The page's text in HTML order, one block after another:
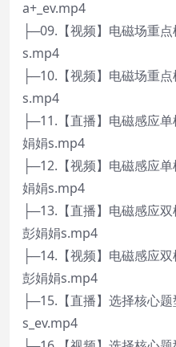
a+_ev.mp4
├─09.【视频】电磁场重
s.mp4
├─10.【视频】电磁场重
s.mp4
├─11.【直播】电磁感应
娟娟s.mp4
├─12.【视频】电磁感应
娟娟s.mp4
├─13.【直播】电磁感应双
彭娟娟s.mp4
├─14.【视频】电磁感应双
彭娟娟s.mp4
├─15.【直播】选择核心
s_ev.mp4